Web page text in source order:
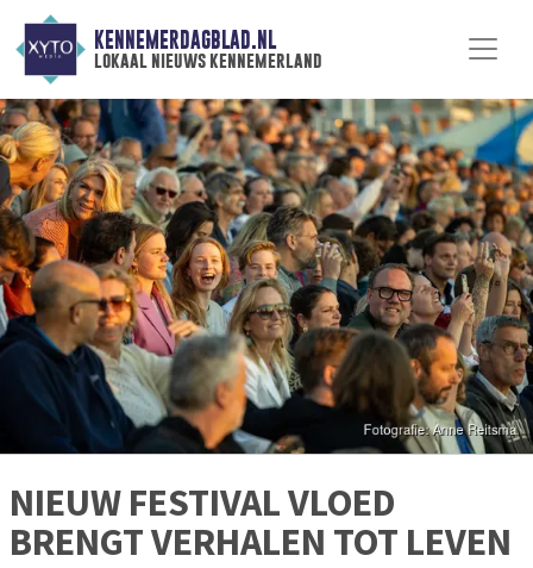
KENNEMERDAGBLAD.NL
lokaal nieuws kennemerland
NIEUW FESTIVAL VLOED
BRENGT VERHALEN TOT LEVEN